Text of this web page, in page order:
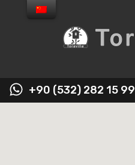
+90 (532) 282 15 99